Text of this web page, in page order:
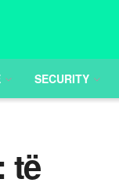
SECURITY
të